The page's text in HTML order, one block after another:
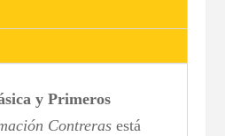
y Primeros
Contreras está